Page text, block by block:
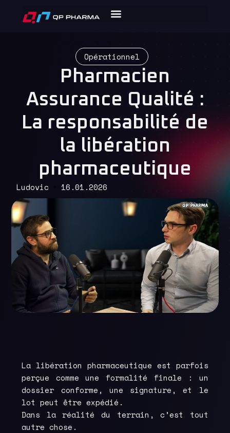
Opérationnel
Pharmacien
Assurance Qualité :
La responsabilité de
la libération
pharmaceutique
Ludovic 16.01.2026
La libération pharmaceutique est parfois
perçue comme une formalité finale : un
dossier conforme, une signature, et le
lot peut être expédié.
Dans la réalité du terrain, c’est tout
autre chose.